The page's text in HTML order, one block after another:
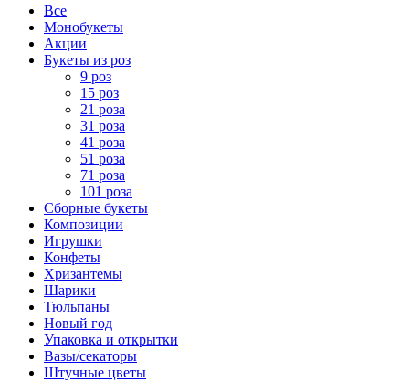
Все
Монобукеты
Акции
Букеты из роз
9 роз
15 роз
21 роза
31 роза
41 роза
51 роза
71 роза
101 роза
Сборные букеты
Композиции
Игрушки
Конфеты
Хризантемы
Шарики
Тюльпаны
Новый год
Упаковка и открытки
Вазы/секаторы
Штучные цветы